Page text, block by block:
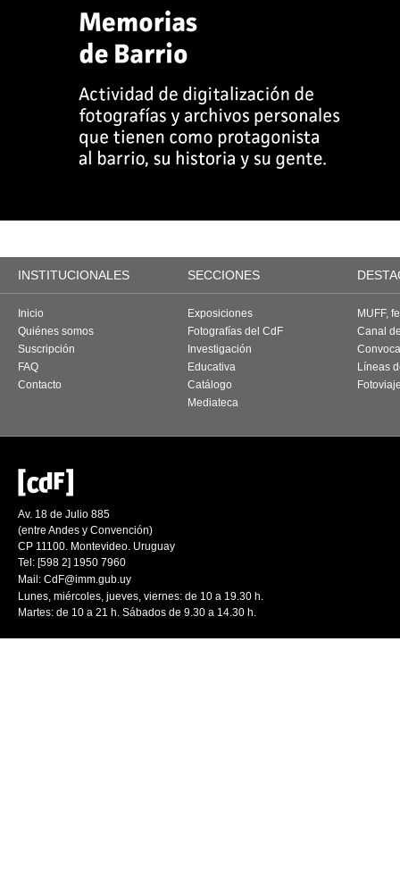
INSTITUCIONALES SECCIONES
Inicio
Quiénes somos
Suscripción
FAQ
Contacto
Exposiciones
Fotografías del CdF
Investigación
Educativa
Catálogo
Mediateca
MUFF,
Canal
Líneas
Av. 18 de Julio 885
(entre Andes y Convención)
CP 11100. Montevideo. Uruguay
Tel: [598 2] 1950 7960
Mail: CdF@imm.gub.uy
Lunes, miércoles, jueves, viernes: de 10 a 19.30 h.
Martes: de 10 a 21 h. Sábados de 9.30 a 14.30 h.